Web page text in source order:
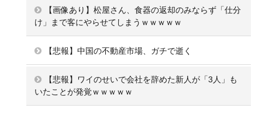
【画像あり】松屋さん、食器の返却のみならず「仕分
け」まで客にやらせてしまうｗｗｗｗｗ
【悲報】中国の不動産市場、ガチで逝く
【悲報】ワイのせいで会社を辞めた新人が「3人」も
いたことが発覚ｗｗｗｗｗ